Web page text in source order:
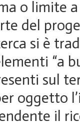
o limite
del
si è
“a
sul
oggetto
il